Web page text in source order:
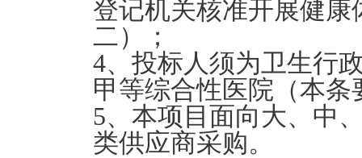
登记机关核准开展健
二）；
4、投标人须为卫生行
甲等综合性医院（本
5、本项目面向大、中
类供应商采购。